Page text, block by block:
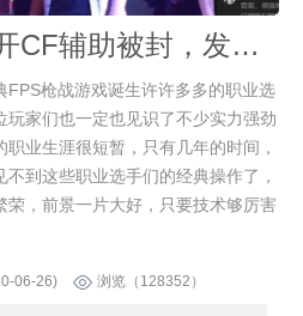
快手广君直播间开CF辅助被封，发比赛巅峰视频并配文，鼓励自己
FPS枪战游戏诞生许许多多的职业选
家们也一定也见识了不少实力强劲
业生涯很短暂，只有几年的时间，
到这些职业选手们的经典操作了，
，前景一片大好，只要技术够厉害
06-26) 浏览（128352）